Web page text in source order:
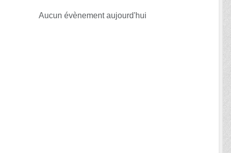
Aucun évènement aujourd'hui